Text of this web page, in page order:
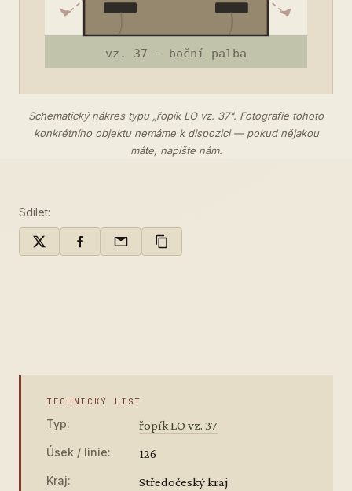
Schematický nákres typu „řopík LO vz. 37". Fotografie tohoto
konkrétního objektu nemáme k dispozici — pokud nějakou
máte, napište nám.
Sdílet:
TECHNICKÝ LIST
Typ: řopík LO vz. 37
Úsek / linie: 126
Kraj: Středočeský kraj